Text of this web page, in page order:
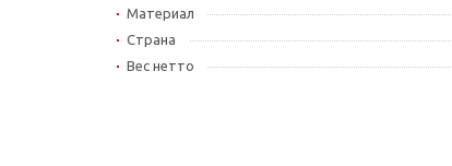
Материал
Страна
Вес нетто